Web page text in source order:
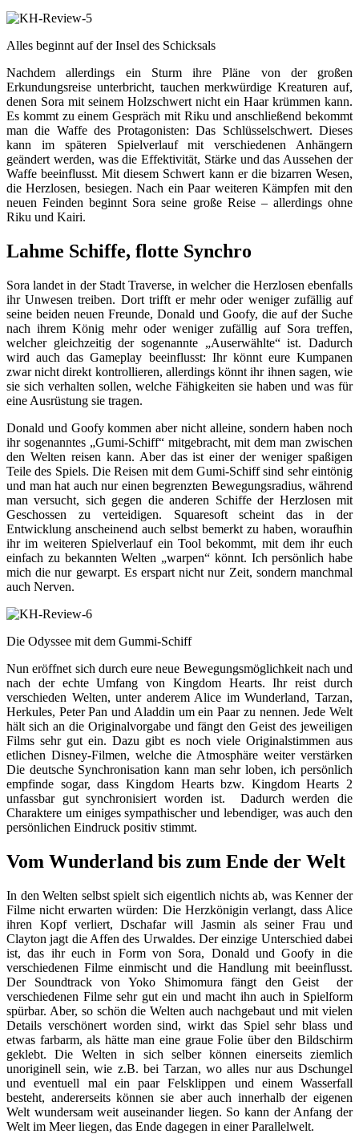
Alles beginnt auf der Insel des Schicksals
Nachdem allerdings ein Sturm ihre Pläne von der großen
Erkundungsreise unterbricht, tauchen merkwürdige Kreaturen auf,
denen Sora mit seinem Holzschwert nicht ein Haar krümmen kann.
Es kommt zu einem Gespräch mit Riku und anschließend bekommt
man die Waffe des Protagonisten: Das Schlüsselschwert. Dieses
kann im späteren Spielverlauf mit verschiedenen Anhängern
geändert werden, was die Effektivität, Stärke und das Aussehen der
Waffe beeinflusst. Mit diesem Schwert kann er die bizarren Wesen,
die Herzlosen, besiegen. Nach ein Paar weiteren Kämpfen mit den
neuen Feinden beginnt Sora seine große Reise – allerdings ohne
Riku und Kairi.
Lahme Schiffe, flotte Synchro
Sora landet in der Stadt Traverse, in welcher die Herzlosen ebenfalls
ihr Unwesen treiben. Dort trifft er mehr oder weniger zufällig auf
seine beiden neuen Freunde, Donald und Goofy, die auf der Suche
nach ihrem König mehr oder weniger zufällig auf Sora treffen,
welcher gleichzeitig der sogenannte „Auserwählte“ ist. Dadurch
wird auch das Gameplay beeinflusst: Ihr könnt eure Kumpanen
zwar nicht direkt kontrollieren, allerdings könnt ihr ihnen sagen, wie
sie sich verhalten sollen, welche Fähigkeiten sie haben und was für
eine Ausrüstung sie tragen.
Donald und Goofy kommen aber nicht alleine, sondern haben noch
ihr sogenanntes „Gumi-Schiff“ mitgebracht, mit dem man zwischen
den Welten reisen kann. Aber das ist einer der weniger spaßigen
Teile des Spiels. Die Reisen mit dem Gumi-Schiff sind sehr eintönig
und man hat auch nur einen begrenzten Bewegungsradius, während
man versucht, sich gegen die anderen Schiffe der Herzlosen mit
Geschossen zu verteidigen. Squaresoft scheint das in der
Entwicklung anscheinend auch selbst bemerkt zu haben, woraufhin
ihr im weiteren Spielverlauf ein Tool bekommt, mit dem ihr euch
einfach zu bekannten Welten „warpen“ könnt. Ich persönlich habe
mich die nur gewarpt. Es erspart nicht nur Zeit, sondern manchmal
auch Nerven.
Die Odyssee mit dem Gummi-Schiff
Nun eröffnet sich durch eure neue Bewegungsmöglichkeit nach und
nach der echte Umfang von Kingdom Hearts. Ihr reist durch
verschieden Welten, unter anderem Alice im Wunderland, Tarzan,
Herkules, Peter Pan und Aladdin um ein Paar zu nennen. Jede Welt
hält sich an die Originalvorgabe und fängt den Geist des jeweiligen
Films sehr gut ein. Dazu gibt es noch viele Originalstimmen aus
etlichen Disney-Filmen, welche die Atmosphäre weiter verstärken
Die deutsche Synchronisation kann man sehr loben, ich persönlich
empfinde sogar, dass Kingdom Hearts bzw. Kingdom Hearts 2
unfassbar gut synchronisiert worden ist. Dadurch werden die
Charaktere um einiges sympathischer und lebendiger, was auch den
persönlichen Eindruck positiv stimmt.
Vom Wunderland bis zum Ende der Welt
In den Welten selbst spielt sich eigentlich nichts ab, was Kenner der
Filme nicht erwarten würden: Die Herzkönigin verlangt, dass Alice
ihren Kopf verliert, Dschafar will Jasmin als seiner Frau und
Clayton jagt die Affen des Urwaldes. Der einzige Unterschied dabei
ist, das ihr euch in Form von Sora, Donald und Goofy in die
verschiedenen Filme einmischt und die Handlung mit beeinflusst.
Der Soundtrack von Yoko Shimomura fängt den Geist der
verschiedenen Filme sehr gut ein und macht ihn auch in Spielform
spürbar. Aber, so schön die Welten auch nachgebaut und mit vielen
Details verschönert worden sind, wirkt das Spiel sehr blass und
etwas farbarm, als hätte man eine graue Folie über den Bildschirm
geklebt. Die Welten in sich selber können einerseits ziemlich
unoriginell sein, wie z.B. bei Tarzan, wo alles nur aus Dschungel
und eventuell mal ein paar Felsklippen und einem Wasserfall
besteht, andererseits können sie aber auch innerhalb der eigenen
Welt wundersam weit auseinander liegen. So kann der Anfang der
Welt im Meer liegen, das Ende dagegen in einer Parallelwelt.